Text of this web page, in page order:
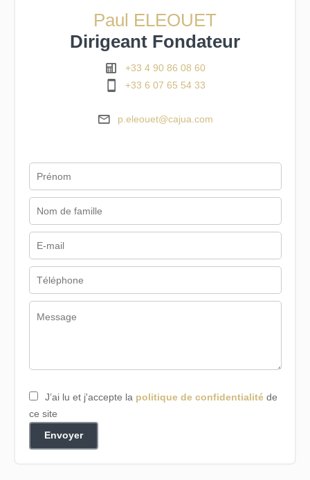
Paul ELEOUET
Dirigeant Fondateur
+33 4 90 86 08 60
+33 6 07 65 54 33
p.eleouet@cajua.com
J’ai lu et j'accepte la politique de confidentialitéde
ce site
Envoyer